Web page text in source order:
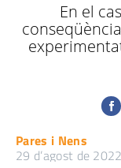
En el
Pares i Nens
29 d’agost de